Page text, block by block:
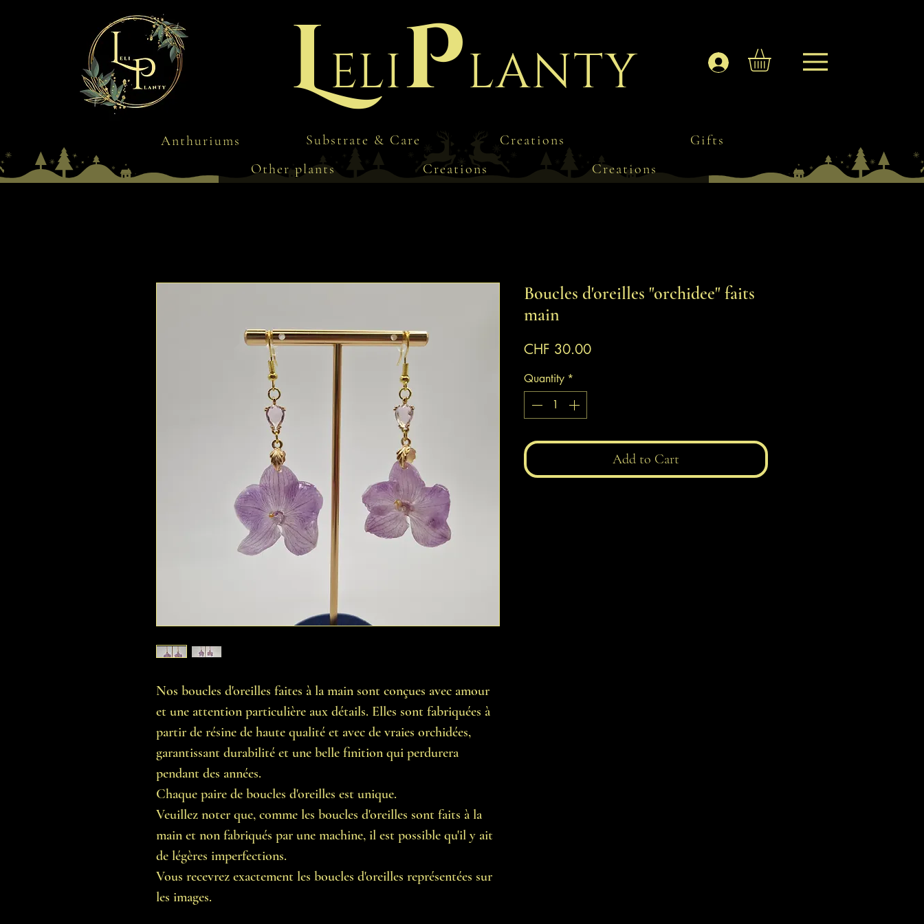
Log In
LeliPlanty
Anthuriums
Other plants
Substrate & Care Creations
Gifts
Creations
Creations
Nos boucles d'oreilles faites à la main sont conçues avec amour
et une attention particulière aux détails. Elles sont fabriquées à
partir de résine de haute qualité et avec de vraies orchidées,
garantissant durabilité et une belle finition qui perdurera
pendant des années.
Chaque paire de boucles d'oreilles est unique.
Veuillez noter que, comme les boucles d'oreilles sont faits à la
main et non fabriqués par une machine, il est possible qu'il y ait
de légères imperfections.
Vous recevrez exactement les boucles d'oreilles représentées sur
les images.
Boucles d'oreilles "orchidee" faits
main
CHF 30.00Price
Quantity *
Add to Cart